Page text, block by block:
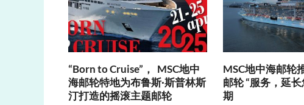
“Born to Cruise”， MSC地中
海邮轮特地为布鲁斯·斯普林斯
汀打造的摇滚主题邮轮
MSC地中海邮轮
邮轮 “服务，延
期